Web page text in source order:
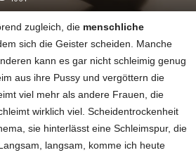
zugleich, die menschliche
sich die Geister scheiden. Manche
kann es gar nicht schleimig genug
aus ihre Pussy und vergöttern die
viel mehr als andere Frauen, die
wirklich viel. Scheidentrockenheit
sie hinterlässt eine Schleimspur, die
langsam, komme ich heute